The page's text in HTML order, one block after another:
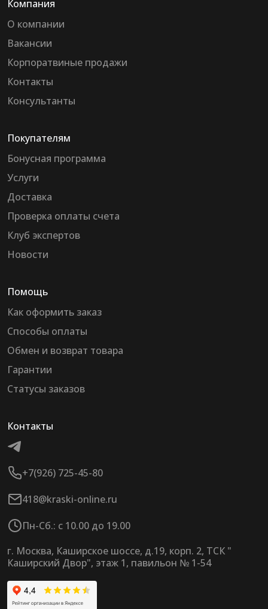
Компания
О компании
Вакансии
Корпоратвиные продажи
Контакты
Консультанты
Покупателям
Бонусная программа
Услуги
Доставка
Проверка оплаты счета
Клуб экспертов
Новости
Помощь
Как оформить заказ
Способы оплаты
Обмен и возврат товара
Гарантии
Статусы заказов
Контакты
+7(926) 725-45-80
418@kraski-online.ru
Пн-Сб.: с 10.00 до 19.00
г. Москва, Каширское шоссе, д.19, корп. 2, ТСК "
Каширский Двор", этаж 1, павильон № 1-54